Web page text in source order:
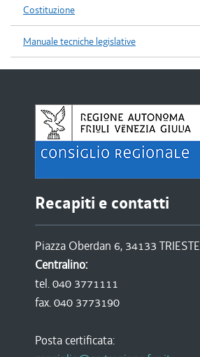
Costituzione
Manuale tecniche legislative
Recapiti e contatti
Piazza Oberdan 6, 34133 TRIESTE
Centralino:
tel. 040 3771111
fax. 040 3773190
Posta certificata: